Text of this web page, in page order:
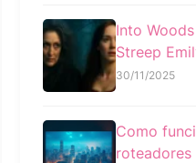
Into
Streep
30/11/2025
Como
roteadores